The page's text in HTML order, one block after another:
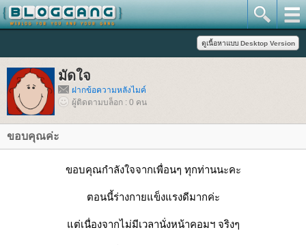
มัดใจ
ฝากข้อความหลังไมค์
ผู้ติดตามบล็อก : 0 คน
ขอบคุณค่ะ
ขอบคุณกำลังใจจากเพื่อนๆ ทุกท่านนะคะ
ตอนนี้ร่างกายแข็งแรงดีมากค่ะ
ต่เนื่องจากไม่มีเวลานั่งหน้าคอมฯ จริงๆ